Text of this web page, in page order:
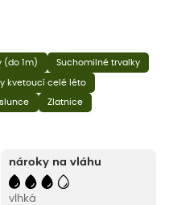
(do 1m) Suchomilné trvalky
kvetoucí celé léto
Zlatnice
nároky na vláhu
vlhká